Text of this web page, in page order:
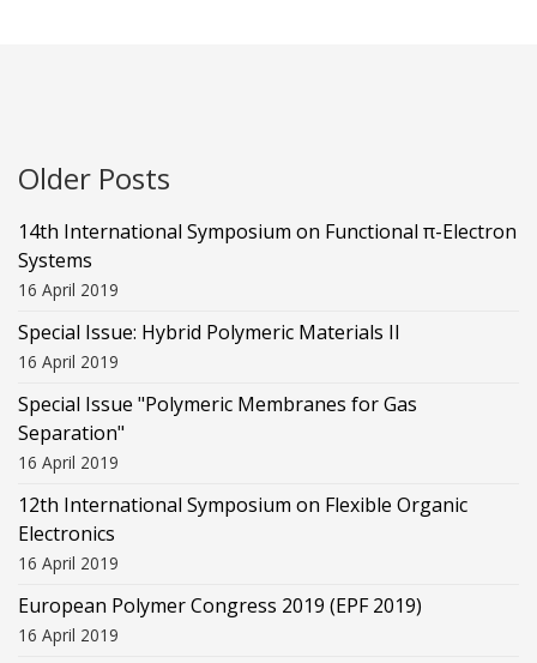
Older Posts
14th International Symposium on Functional π-Electron
Systems
16 April 2019
Special Issue: Hybrid Polymeric Materials II
16 April 2019
Special Issue "Polymeric Membranes for Gas
Separation"
16 April 2019
12th International Symposium on Flexible Organic
Electronics
16 April 2019
European Polymer Congress 2019 (EPF 2019)
16 April 2019